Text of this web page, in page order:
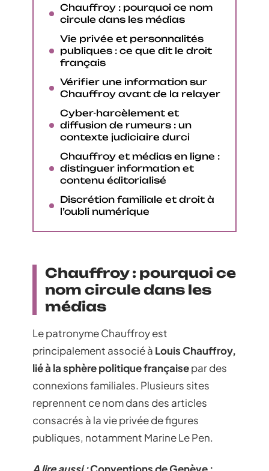
Chauffroy : pourquoi ce nom
circule dans les médias
Vie privée et personnalités
publiques : ce que dit le droit
français
Vérifier une information sur
Chauffroy avant de la relayer
Cyber-harcèlement et
diffusion de rumeurs : un
contexte judiciaire durci
Chauffroy et médias en ligne :
distinguer information et
contenu éditorialisé
Discrétion familiale et droit à
l’oubli numérique
Chauffroy : pourquoi ce
nom circule dans les
médias
Le patronyme Chauffroy est
principalement associé à Louis Chauffroy,
lié à la sphère politique françaisepar des
connexions familiales. Plusieurs sites
reprennent ce nom dans des articles
consacrés à la vie privée de figures
publiques, notamment Marine Le Pen.
A lire aussi :Conventions de Genève :